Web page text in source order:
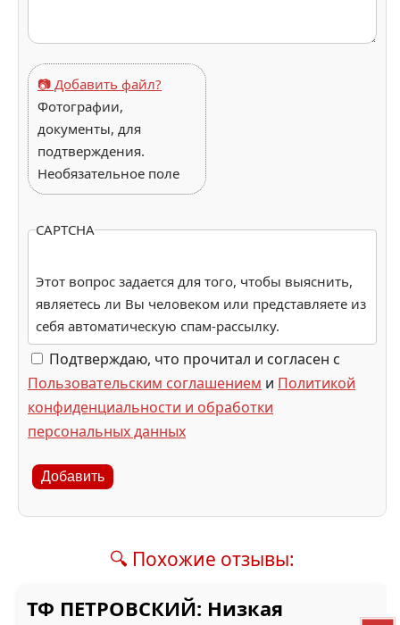
📷 Добавить файл?
Фотографии,
документы, для
подтверждения.
Необязательное поле
CAPTCHA
Этот вопрос задается для того, чтобы выяснить,
являетесь ли Вы человеком или представляете из
себя автоматическую спам-рассылку.
Подтверждаю, что прочитал и согласен с
Пользовательским соглашением и Политикой
конфиденциальности и обработки
персональных данных
Добавить
🔍 Похожие отзывы:
ТФ ПЕТРОВСКИЙ: Низкая